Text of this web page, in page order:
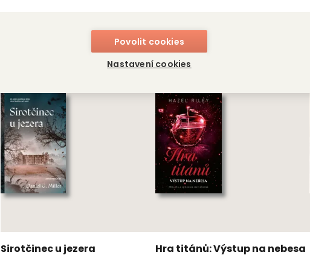
Povolit cookies
Nastavení cookies
349Kč
Jules Verne
OMEGA CLASSIC
Sirotčinec u jezera Hra titánů: Výstup na nebesa